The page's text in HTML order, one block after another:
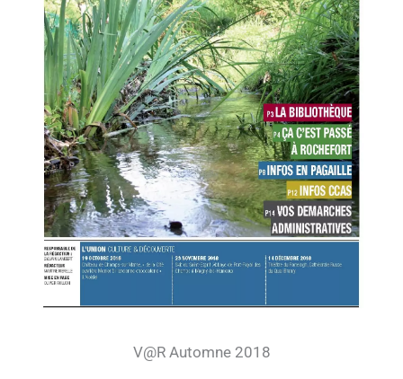
V@R Automne 2018